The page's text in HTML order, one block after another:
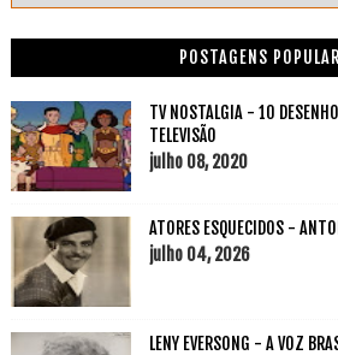
POSTAGENS
TV NOSTALGIA - 10
TELEVISÃO
julho 08, 2020
ATORES ESQUECIDOS -
julho 04, 2026
LENY EVERSONG - A VOZ